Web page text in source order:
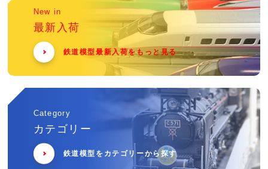
New in
最新入荷
鉄道模型最新入荷をもっと見る
Category
カテゴリー
鉄道模型をカテゴリーから探す